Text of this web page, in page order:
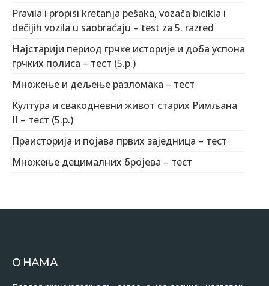
Pravila i propisi kretanja pešaka, vozača bicikla i
dečijih vozila u saobraćaju – test za 5. razred
Најстарији период грчке историје и доба успона
грчких полиса – тест (5.р.)
Множење и дељење разломака – тест
Култура и свакодневни живот старих Римљана
II – тест (5.р.)
Праисторија и појава првих заједница – тест
Множење децималних бројева – тест
О НАМА